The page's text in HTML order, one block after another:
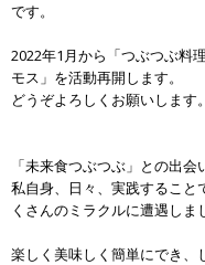
です。
2022年1月から「つぶつぶ料
モス」を活動再開します。
どうぞよろしくお願いします。
「未来食つぶつぶ」との出会
私自身、日々、実践すること
くさんのミラクルに遭遇しま
楽しく美味しく簡単にでき、